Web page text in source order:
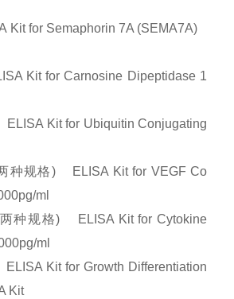
for Semaphorin 7A (SEMA7A)
Kit for Carnosine Dipeptidase 1
Kit for Ubiquitin Conjugating
种规格) ELISA Kit for VEGF Co
ml
种规格) ELISA Kit for Cytokine
ml
Kit for Growth Differentiation
Kit